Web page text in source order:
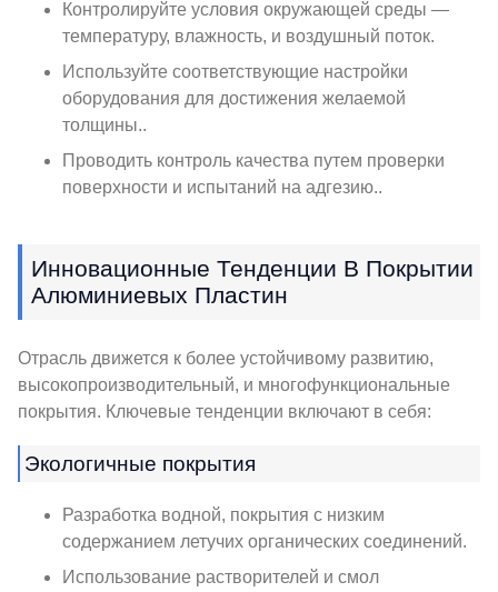
Контролируйте условия окружающей среды —
температуру, влажность, и воздушный поток.
Используйте соответствующие настройки
оборудования для достижения желаемой
толщины..
Проводить контроль качества путем проверки
поверхности и испытаний на адгезию..
Инновационные Тенденции В Покрытии
Алюминиевых Пластин
Отрасль движется к более устойчивому развитию,
высокопроизводительный, и многофункциональные
покрытия. Ключевые тенденции включают в себя:
Экологичные покрытия
Разработка водной, покрытия с низким
содержанием летучих органических соединений.
Использование растворителей и смол